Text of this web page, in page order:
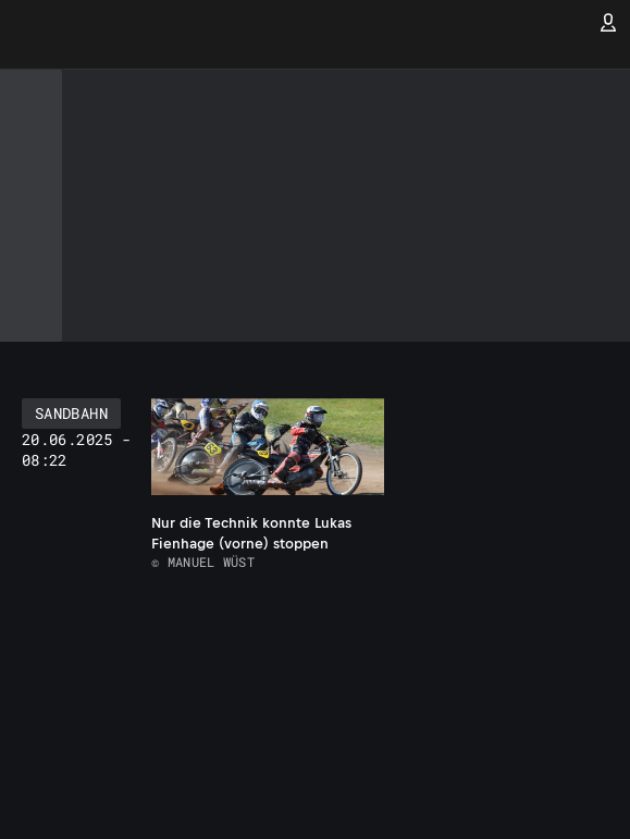
SANDBAHN
20.06.2025 -
08:22
Nur die Technik konnte Lukas
Fienhage (vorne) stoppen
© MANUEL WÜST